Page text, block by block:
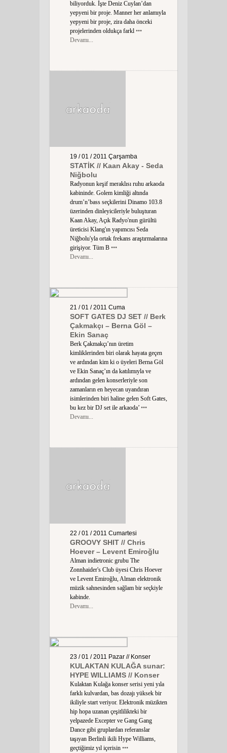
biliyorduk. İşte Deniz Cuylan’dan
yepyeni bir proje. Manner her anlamıyla
yepyeni bir proje, zira daha önceki
projelerinden oldukça farkl •••
Devamı...
19 / 01 / 2011 Çarşamba
STATİK // Kaan Akay - Seda
Niğbolu
Radyonun keşif meraklısı ruhu arkaoda
kabininde. Golem kimliği altında
drum’n’bass seçkilerini Dinamo 103.8
üzerinden dinleyicileriyle buluşturan
Kaan Akay, Açık Radyo'nun gürültü
üreticisi Klang'ın yapımcısı Seda
Niğbolu'yla ortak frekans araştırmalarına
girişiyor. Tüm B •••
Devamı...
21 / 01 / 2011 Cuma
SOFT GATES DJ SET // Berk
Çakmakçı – Berna Göl –
Ekin Sanaç
Berk Çakmakçı’nın üretim
kimliklerinden biri olarak hayata geçen
ve ardından kim ki o üyeleri Berna Göl
ve Ekin Sanaç’ın da katılımıyla ve
ardından gelen konserleriyle son
zamanların en heyecan uyandıran
isimlerinden biri haline gelen Soft Gates,
bu kez bir DJ set ile arkaoda’ •••
Devamı...
22 / 01 / 2011 Cumartesi
GROOVY SHIT // Chris
Hoever – Levent Emiroğlu
Alman indietronic grubu The
Zonnhaider's Club üyesi Chris Hoever
ve Levent Emiroğlu, Alman elektronik
müzik sahnesinden sağlam bir seçkiyle
kabinde.
Devamı...
23 / 01 / 2011 Pazar // Konser
KULAKTAN KULAĞA sunar:
HYPE WILLIAMS // Konser
Kulaktan Kulağa konser serisi yeni yıla
farklı kulvardan, bas dozajı yüksek bir
ikiliyle start veriyor. Elektronik müzikten
hip hopa uzanan çeşitlilikteki bir
yelpazede Excepter ve Gang Gang
Dance gibi gruplardan referanslar
taşıyan Berlinli ikili Hype Williams,
geçtiğimiz yıl içerisin •••